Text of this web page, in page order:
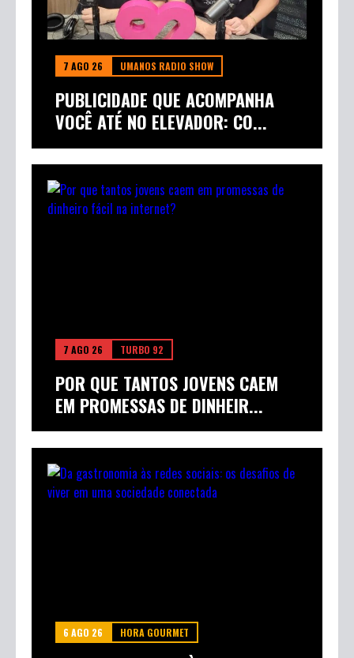
7 AGO 26 UMANOS RADIO SHOW
PUBLICIDADE QUE ACOMPANHA
VOCÊ ATÉ NO ELEVADOR: CO...
7 AGO 26 TURBO 92
POR QUE TANTOS JOVENS CAEM
EM PROMESSAS DE DINHEIR...
6 AGO 26 HORA GOURMET